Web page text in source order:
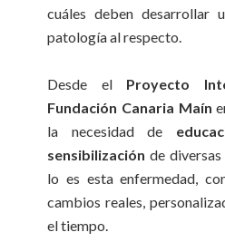
cuáles deben desarrollar
patología al respecto.
Desde el Proyecto
Fundación Canaria Maín
la necesidad de
sensibilización de
lo es esta enfermedad,
cambios reales,
el tiempo.